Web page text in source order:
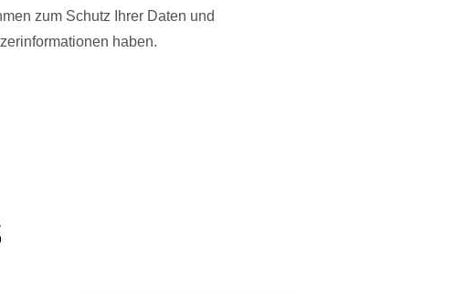
zum Schutz Ihrer Daten und
haben.